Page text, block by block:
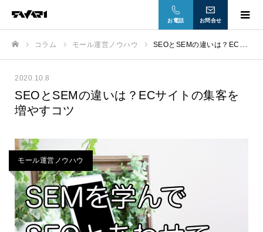
お電話 お問合せ
コラム モール運営ノウハウ SEOとSEMの違いは？ECサイトの集客を増やすコツ
2020.10.8
SEOとSEMの違いは？ECサイトの集客を
増やすコツ
モール運営ノウハウ